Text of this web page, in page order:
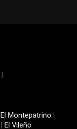
El Montepatrino
El Vileño